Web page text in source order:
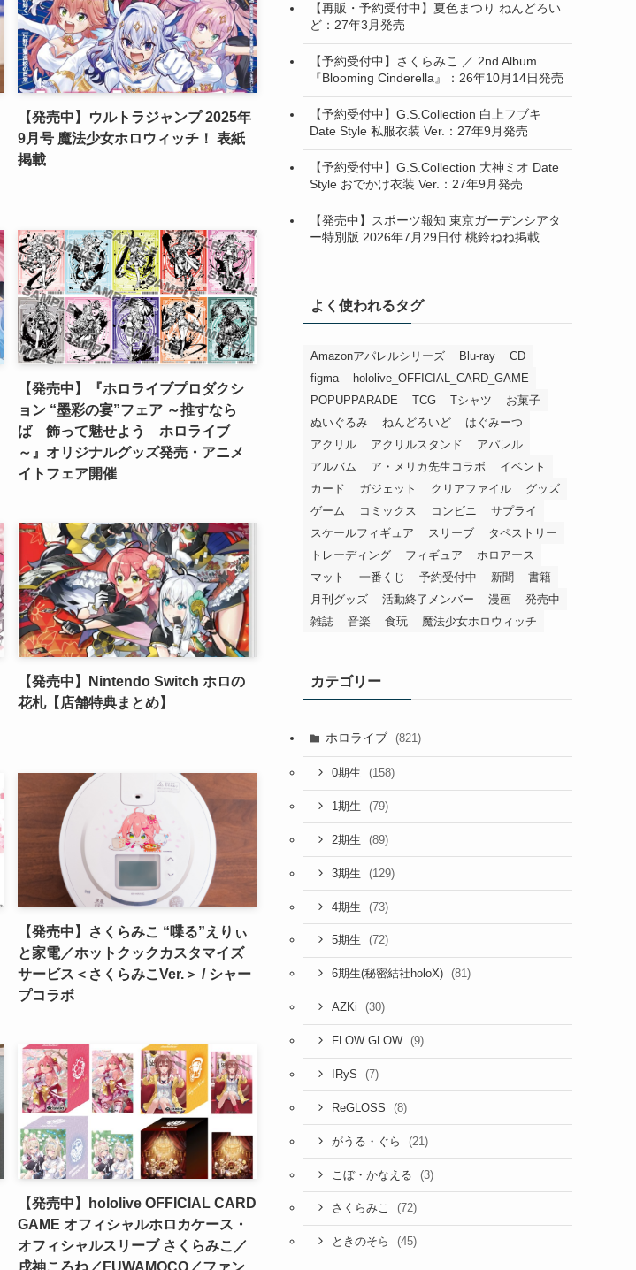
【発売中】ウルトラジャンプ 2025年
9月号 魔法少女ホロウィッチ！ 表紙
掲載
【発売中】『ホロライブプロダクシ
ョン “墨彩の宴”フェア ～推すなら
ば 飾って魅せよう ホロライブ
～』オリジナルグッズ発売・アニメ
イトフェア開催
【発売中】Nintendo Switch ホロの
花札【店舗特典まとめ】
【発売中】さくらみこ “喋る”えりぃ
と家電／ホットクックカスタマイズ
サービス＜さくらみこVer.＞ / シャー
プコラボ
【発売中】hololive OFFICIAL CARD
GAME オフィシャルホロカケース・
オフィシャルスリーブ さくらみこ／
戌神ころね／FUWAMOCO／ファン
【再販・予約受付中】夏色まつり ねんどろい
ど：27年3月発売
【予約受付中】さくらみこ ／ 2nd Album
『Blooming Cinderella』：26年10月14日発売
【予約受付中】G.S.Collection 白上フブキ
Date Style 私服衣装 Ver.：27年9月発売
【予約受付中】G.S.Collection 大神ミオ Date
Style おでかけ衣装 Ver.：27年9月発売
【発売中】スポーツ報知 東京ガーデンシアタ
ー特別版 2026年7月29日付 桃鈴ねね掲載
よく使われるタグ
Amazonアパレルシリーズ Blu-ray
CD
figma
hololive_OFFICIAL_CARD_GAME
POPUPPARADE
TCG Tシャツ
お菓子
ぬいぐるみ
ねんどろいど
はぐみーつ
アクリル
アクリルスタンド
アパレル
アルバム
ア・メリカ先生コラボ
イベント
カード
ガジェット クリアファイル
グッズ
ゲーム
コミックス コンビニ
サプライ
スケールフィギュア
スリーブ
タペストリー
トレーディング
フィギュア
ホロアース
マット
一番くじ 予約受付中 新聞
書籍
月刊グッズ
活動終了メンバー 漫画
発売中
雑誌
音楽 食玩 魔法少女ホロウィッチ
カテゴリー
ホロライブ (821)
0期生 (158)
1期生 (79)
2期生 (89)
3期生 (129)
4期生 (73)
5期生 (72)
6期生(秘密結社holoX) (81)
AZKi (30)
FLOW GLOW (9)
IRyS (7)
ReGLOSS (8)
がうる・ぐら (21)
こぼ・かなえる (3)
さくらみこ (72)
ときのそら (45)